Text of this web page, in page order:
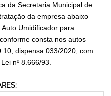
da Secretaria Municipal de
da empresa abaixo
Umidificador para
consta nos autos
dispensa 033/2020, com
nº 8.666/93.